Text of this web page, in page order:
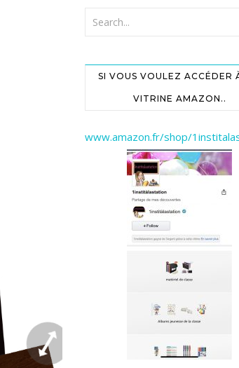
SI VOUS VOULEZ ACCÉDER
VITRINE AMAZON..
www.amazon.fr/shop/